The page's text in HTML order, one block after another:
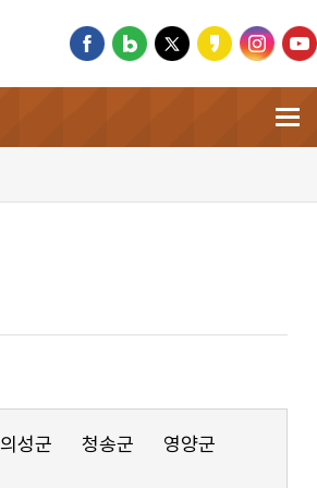
의성군 청송군
영양군